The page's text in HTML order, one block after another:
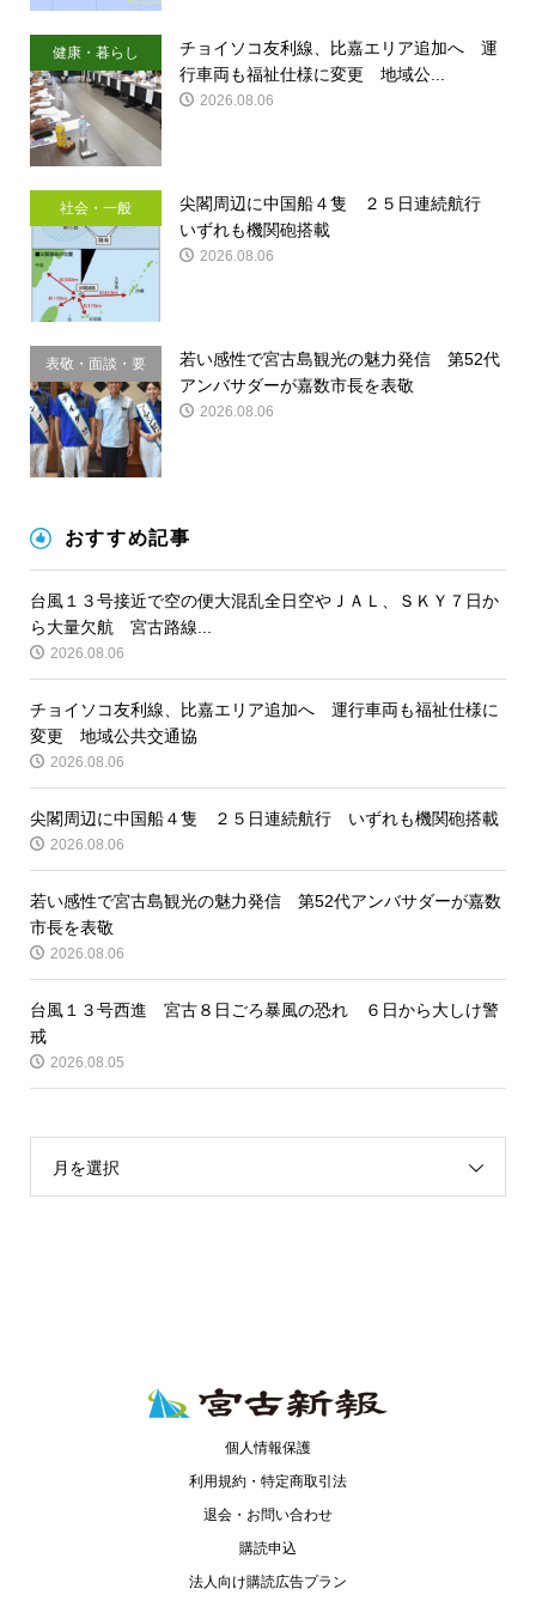
健康・暮らし
チョイソコ友利線、比嘉エリア追加へ 運
行車両も福祉仕様に変更 地域公...
2026.08.06
社会・一般
尖閣周辺に中国船４隻 ２５日連続航行
いずれも機関砲搭載
2026.08.06
表敬・面談・要
請
若い感性で宮古島観光の魅力発信 第52代
アンバサダーが嘉数市長を表敬
2026.08.06
おすすめ記事
台風１３号接近で空の便大混乱全日空やＪＡＬ、ＳＫＹ７日か
ら大量欠航 宮古路線...
2026.08.06
チョイソコ友利線、比嘉エリア追加へ 運行車両も福祉仕様に
変更 地域公共交通協
2026.08.06
尖閣周辺に中国船４隻 ２５日連続航行 いずれも機関砲搭載
2026.08.06
若い感性で宮古島観光の魅力発信 第52代アンバサダーが嘉数
市長を表敬
2026.08.06
台風１３号西進 宮古８日ごろ暴風の恐れ ６日から大しけ警
戒
2026.08.05
月を選択
個人情報保護
利用規約・特定商取引法
退会・お問い合わせ
購読申込
法人向け購読広告プラン